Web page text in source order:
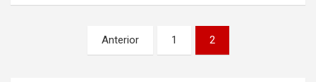
NavegaciónAnterior 1 2